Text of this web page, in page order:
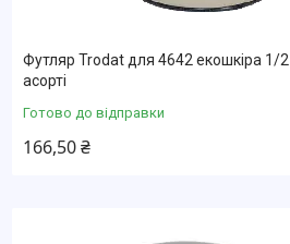
Футляр Trodat для 4642 екошкіра 1/2
асорті
Готово до відправки
166,50 ₴